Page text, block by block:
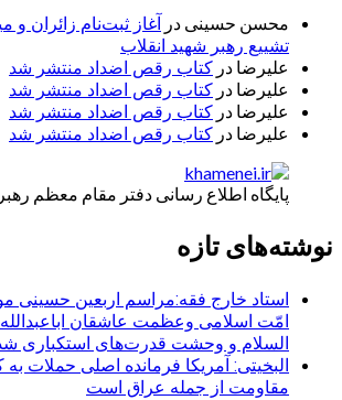
محسن حسینی در آغاز ثبت‌نام زائران و
تشییع رهبر شهید انقلاب
علیرضا در کتاب رقص اضداد منتشر شد
علیرضا در کتاب رقص اضداد منتشر شد
علیرضا در کتاب رقص اضداد منتشر شد
علیرضا در کتاب رقص اضداد منتشر شد
پایگاه اطلاع رسانی دفتر مقام معظم
نوشته‌های تازه
استاد خارج فقه:مراسم اربعین حسینی
امّت اسلامی وعظمت عاشقان
السلام و وحشت قدرت‌های استکباری
البخیتی: آمریکا فرمانده اصلی حملات
مقاومت از جمله عراق است